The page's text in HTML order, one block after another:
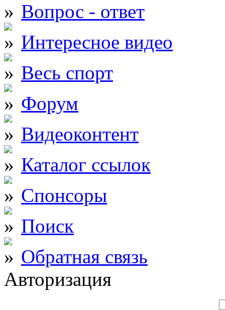
Вопрос - ответ
Интересное видео
Весь спорт
Форум
Видеоконтент
Каталог ссылок
Спонсоры
Поиск
Обратная связь
Авторизация